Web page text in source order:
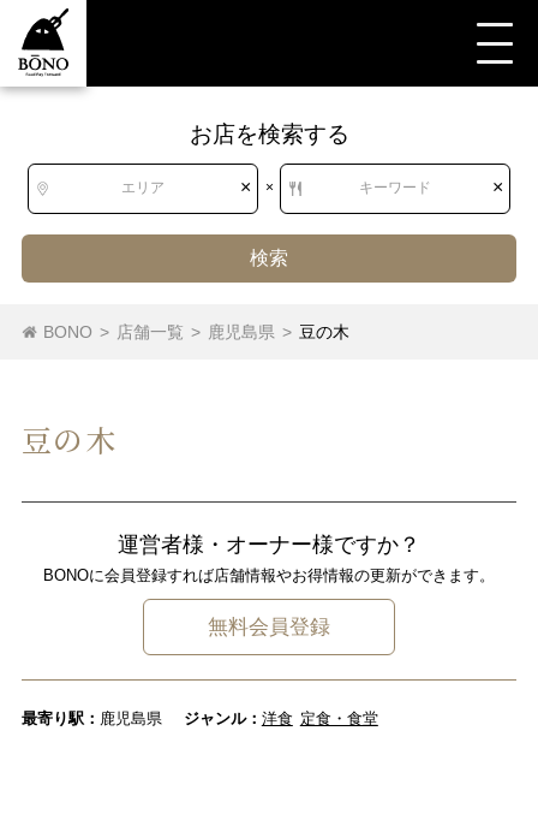
お店を検索する
エリア × × キーワード ×
検索
BONO > 店舗一覧 > 鹿児島県 > 豆の木
豆の木
運営者様・オーナー様ですか？
BONOに会員登録すれば店舗情報やお得情報の更新ができます。
無料会員登録
最寄り駅： 鹿児島県 ジャンル： 洋食 定食・食堂